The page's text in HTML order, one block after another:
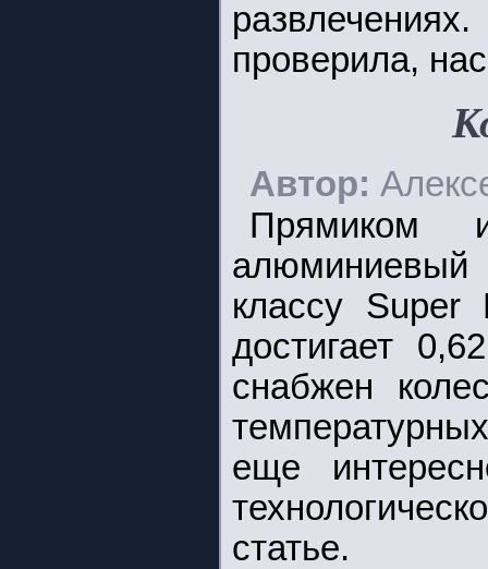
проверила,
Автор:
Прямиком
алюминиевый
классу
достигает
снабжен
еще
статье.